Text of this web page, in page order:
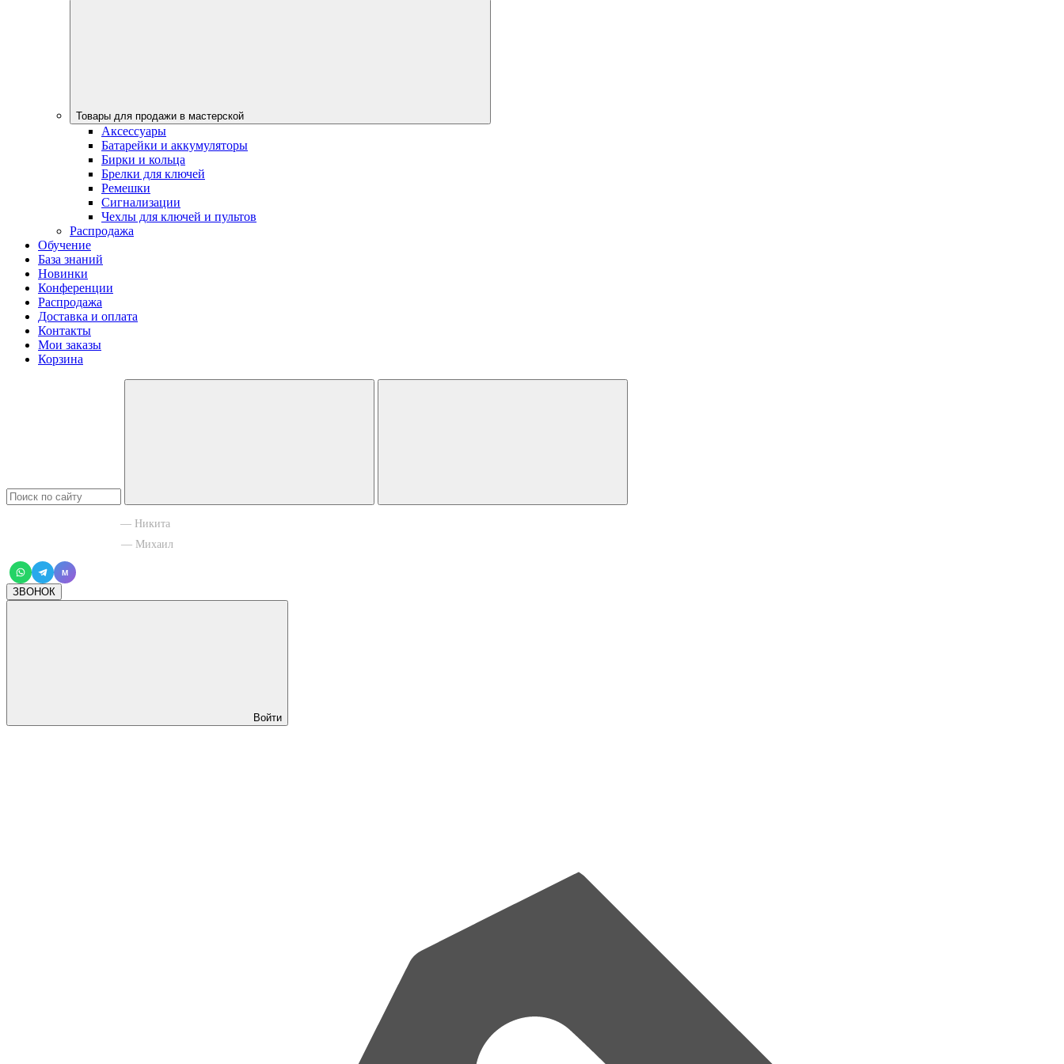
Товары для продажи в мастерской
Аксессуары
Батарейки и аккумуляторы
Бирки и кольца
Брелки для ключей
Ремешки
Сигнализации
Чехлы для ключей и пультов
Распродажа
Обучение
База знаний
Новинки
Конференции
Распродажа
Доставка и оплата
Контакты
Мои заказы
Корзина
— Никита
— Михаил
M
ЗВОНОК
Войти